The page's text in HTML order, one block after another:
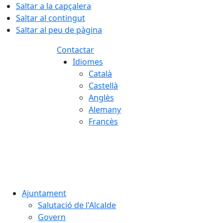
Saltar a la capçalera
Saltar al contingut
Saltar al peu de pàgina
Contactar
Idiomes
Català
Castellà
Anglès
Alemany
Francès
Ajuntament
Salutació de l'Alcalde
Govern